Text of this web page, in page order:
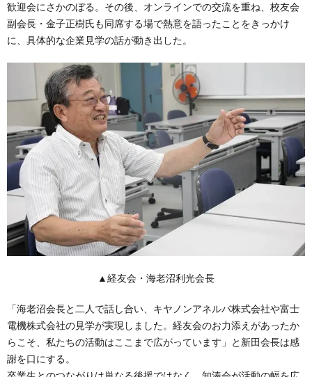
歓迎会にさかのぼる。その後、オンラインでの交流を重ね、校友会
副会長・金子正樹氏も同席する場で熱意を語ったことをきっかけ
に、具体的な企業見学の話が動き出した。
▲経友会・海老沼利光会長
「海老沼会長と二人で話し合い、キヤノンアネルバ株式会社や富士
電機株式会社の見学が実現しました。経友会のお力添えがあったか
らこそ、私たちの活動はここまで広がっています」と新田会長は感
謝を口にする。